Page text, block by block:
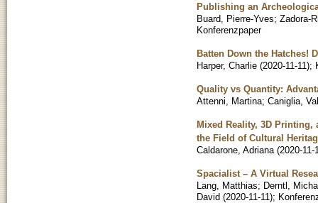
Publishing an
Buard, Pierre-Yves; Zadora-
Konferenzpaper
Batten Down the Hatches!
Harper, Charlie (2020-11-11 );
Quality vs Quantity:
Attenni, Martina; Caniglia,
Mixed Reality, 3D
the Field of Cultural
Caldarone, Adriana (2020-11-
Spacialist – A Virtual
Lang, Matthias; Derntl,
David (2020-11-11 );